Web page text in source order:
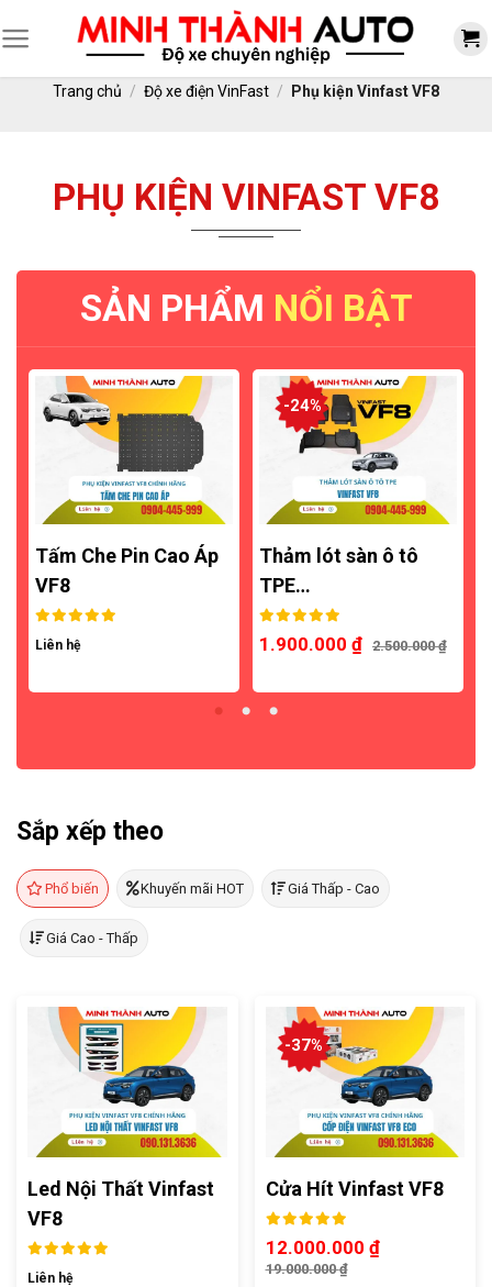
to
Trang chủ / Độ xe điện VinFast / Phụ kiện Vinfast VF8
PHỤ KIỆN VINFAST VF8
SẢN PHẨM NỔI BẬT
Tấm Che Pin Cao Áp
VF8
Liên hệ
-24%
Thảm lót sàn ô tô
TPE…
1.900.000 ₫ 2.500.000₫
Sắp xếp theo
Phổ biến Khuyến mãi HOT Giá Thấp - Cao
Giá Cao - Thấp
Led Nội Thất Vinfast
VF8
Liên hệ
-37%
Cửa Hít Vinfast VF8
12.000.000 ₫
19.000.000₫